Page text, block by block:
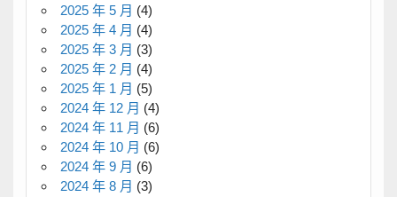
2025 年 5 月 (4)
2025 年 4 月 (4)
2025 年 3 月 (3)
2025 年 2 月 (4)
2025 年 1 月 (5)
2024 年 12 月 (4)
2024 年 11 月 (6)
2024 年 10 月 (6)
2024 年 9 月 (6)
2024 年 8 月 (3)